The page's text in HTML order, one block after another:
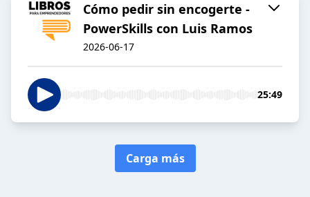
Cómo pedir sin encogerte -
PowerSkills con Luis Ramos
2026-06-17
25:49
Carga más